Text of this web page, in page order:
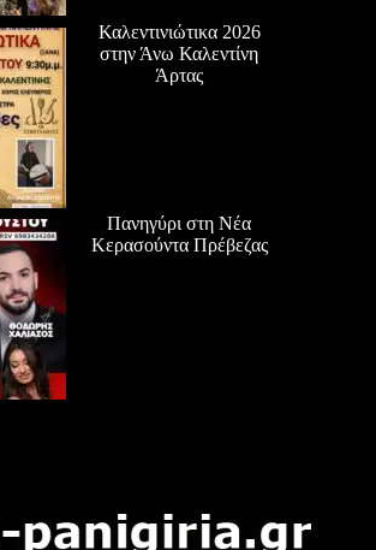
Καλεντινιώτικα 2026
στην Άνω Καλεντίνη
Άρτας
Πανηγύρι στη Νέα
Κερασούντα Πρέβεζας